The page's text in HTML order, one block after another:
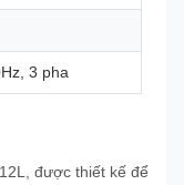
3 pha
được thiết kế để